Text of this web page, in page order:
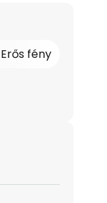
Erős fény